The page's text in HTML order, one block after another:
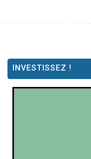
INVESTISSEZ !